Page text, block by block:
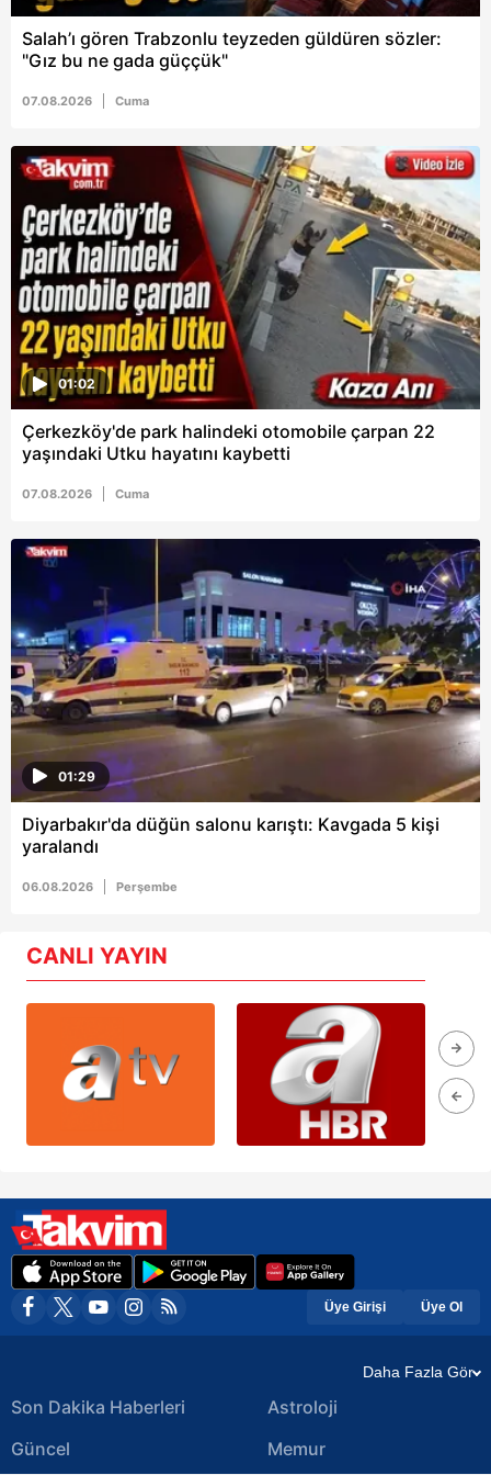
Salah’ı gören Trabzonlu teyzeden güldüren sözler:
"Gız bu ne gada güççük"
07.08.2026 Cuma
01:02
Çerkezköy'de park halindeki otomobile çarpan 22
yaşındaki Utku hayatını kaybetti
07.08.2026 Cuma
01:29
Diyarbakır'da düğün salonu karıştı: Kavgada 5 kişi
yaralandı
06.08.2026 Perşembe
CANLI YAYIN
Üye Girişi Üye Ol
Daha Fazla Gör
Son Dakika Haberleri
Güncel
Astroloji
Memur